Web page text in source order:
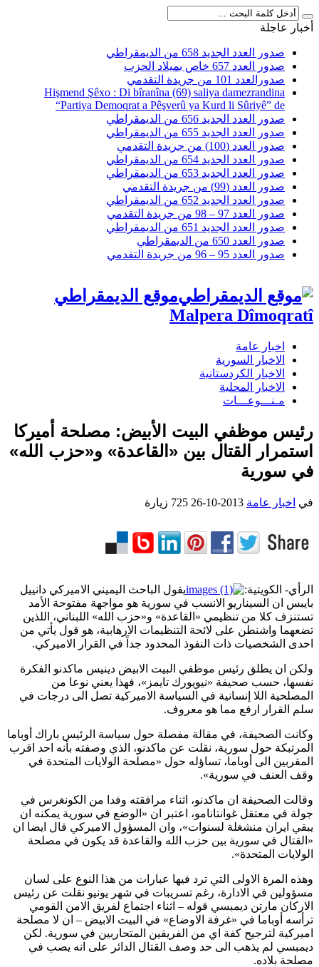
أخبار عاجلة
صدور العدد الجديد 658 من الديمقراطي
صدور العدد 657 خاص بميلاد الحزب
صدورالعدد 101 من جريدة التقدمي
Hişmend Şêxo : Di bîranîna (69) saliya damezrandina
“Partiya Demoqrat a Pêşverû ya Kurd li Sûriyê” de
صدور العدد الجديد 656 من الديمقراطي
صدور العدد الجديد 655 من الديمقراطي
صدور العدد (100) من جريدة التقدمي
صدور العدد الجديد 654 من الديمقراطي
صدور العدد الجديد 653 من الديمقراطي
صدور العدد (99) من جريدة التقدمي
صدور العدد الجديد 652 من الديمقراطي
صدور العدد 97 – 98 من جريدة التقدمي
صدور العدد الجديد 651 من الديمقراطي
صدور العدد 650 من الديمقراطي
صدور العدد 95 – 96 من جريدة التقدمي
موقع الديمقراطي
Malpera Dîmoqratî
اخبار عامة
الاخبار السورية
الاخبار الكردستانية
الاخبار المحلية
مـنـــوعـــات
رئيس موظفي البيت الأبيض: مصلحة أميركا
استمرار القتال بين «القاعدة» و«حزب الله»
في سورية
في اخبار عامة 2013-10-26 725 زيارة
الرأي- الكويتية:
يقول الباحث اليميني الاميركي دانييل
بايبس ان السيناريو الانسب في سورية هو مواجهة مفتوحة الأمد
تستنزف كلا من تنظيمي «القاعدة» و«حزب الله» اللبناني، اللذين
تضعهما واشنطن على لائحة التنظيمات الارهابية، هو قول يأتي من
احدى الشخصيات ذات النفوذ المحدود جداً في القرار الاميركي.
ولكن ان يطلق رئيس موظفي البيت الابيض دينيس ماكدنو الفكرة
نفسها، حسب صحيفة «نيويورك تايمز»، فهذا يعني نوعا من
المصلحية اللا إنسانية في السياسة الاميركية تصل الى درجات في
سلم القرار ارفع مما هو معروف.
وكانت الصحيفة، في مقالة مفصلة حول سياسة الرئيس باراك أوباما
المرتبكة حول سورية، نقلت عن ماكدنو، الذي وصفته بأنه احد اقرب
المقربين الى أوباما، تساؤله حول «مصلحة الولايات المتحدة في
وقف العنف في سورية».
وقالت الصحيفة ان ماكدنو، اثناء مرافقته وفدا من الكونغرس في
جولة في معتقل غوانتانامو، اعتبر ان «الوضع في سورية يمكنه ان
يبقي ايران منشغلة لسنوات»، وان المسؤول الاميركي قال ايضا ان
«القتال في سورية بين حزب الله والقاعدة قد يكون في مصلحة
الولايات المتحدة».
وهذه المرة الاولى التي ترد فيها عبارات من هذا النوع على لسان
مسؤولين في الادارة، رغم تسريبات في شهر يونيو نقلت عن رئيس
الاركان مارتن ديمبسي قوله – اثناء اجتماع لفريق الامن القومي
ترأسه أوباما في «غرفة الاوضاع» في البيت الابيض – ان لا مصلحة
اميركية لترجيح كفة اي من الفريقين المتحاربين في سورية. لكن
ديمبسي لم يذهب الى حد وصف القتال الدائر على انه يصب في
مصلحة بلاده.